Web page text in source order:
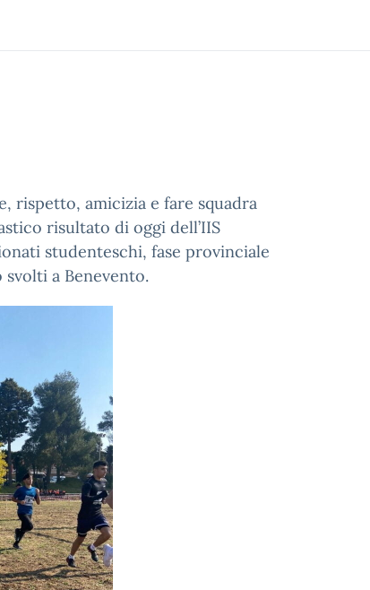
rispetto, amicizia e fare squadra
risultato di oggi dell’IIS
studenteschi, fase provinciale
a Benevento.